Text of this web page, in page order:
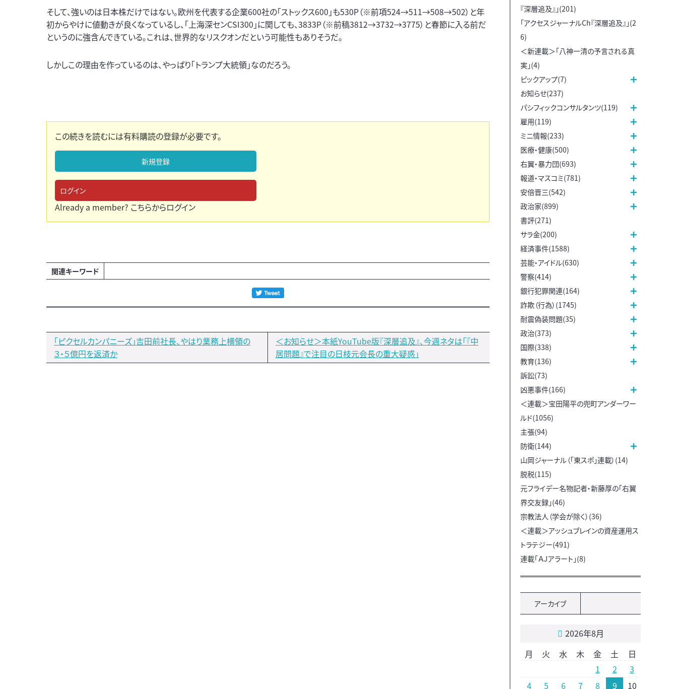
そして、強いのは日本株だけではない。欧州を代表する企業600社の「ストックス600」も530P（※前項524→511→508→502）と年
初からやけに値動きが良くなっているし、「上海深センCSI300」に関しても、3833P（※前稿3812→3732→3775）と春節に入る前だ
というのに強含んできている。これは、世界的なリスクオンだという可能性もありそうだ。
しかしこの理由を作っているのは、やっぱり「トランプ大統領」なのだろう。
この続きを読むには有料購読の登録が必要です。
新規登録
ログイン
Already a member? こちらからログイン
関連キーワード
「ピクセルカンパニーズ」吉田前社長、やはり業務上横領の
３・５億円を返済か
＜お知らせ＞本紙YouTube版『深層追及』、今週ネタは「『中
居問題』で注目の日枝元会長の重大疑惑」
『深層追及』」(201)
「アクセスジャーナルCh『深層追及』」(2
6)
＜新連載＞「八神一清の予言される真
実」(4)
ピックアップ(7)
お知らせ(237)
パシフィックコンサルタンツ(119)
雇用(119)
ミニ情報(233)
医療・健康(500)
右翼・暴力団(693)
報道・マスコミ(781)
安倍晋三(542)
政治家(899)
書評(271)
サラ金(200)
経済事件(1588)
芸能・アイドル(630)
警察(414)
銀行犯罪関連(164)
詐欺（行為）(1745)
耐震偽装問題(35)
政治(373)
国際(338)
教育(136)
訴訟(73)
凶悪事件(166)
＜連載＞宝田陽平の兜町アンダーワー
ルド(1056)
主張(94)
防衛(144)
山岡ジャーナル（「東スポ」連載）(14)
脱税(115)
元フライデー名物記者・新藤厚の「右翼
界交友録」(46)
宗教法人（学会が除く）(36)
＜連載＞アッシュブレインの資産運用ス
トラテジー(491)
連載「ＡＪアラート」(8)
アーカイブ
2026年8月
月
火 水 木 金 土
日
1
2
3
4
5 6 7 8 9 10